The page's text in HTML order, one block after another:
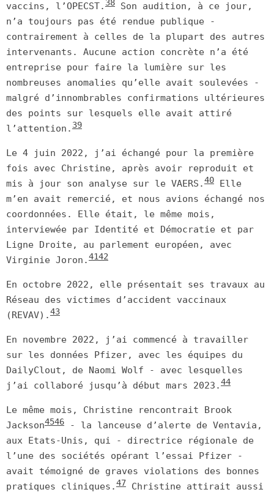
vaccins, l’OPECST. 38 Son audition, à ce jour,
n’a toujours pas été rendue publique -
contrairement à celles de la plupart des autres
intervenants. Aucune action concrète n’a été
entreprise pour faire la lumière sur les
nombreuses anomalies qu’elle avait soulevées -
malgré d’innombrables confirmations ultérieures
des points sur lesquels elle avait attiré
l’attention. 39
Le 4 juin 2022, j’ai échangé pour la première
fois avec Christine, après avoir reproduit et
mis à jour son analyse sur le VAERS.40 Elle
m’en avait remercié, et nous avions échangé nos
coordonnées. Elle était, le même mois,
interviewée par Identité et Démocratie et par
Ligne Droite, au parlement européen, avec
Virginie Joron.4142
En octobre 2022, elle présentait ses travaux au
Réseau des victimes d’accident vaccinaux
(REVAV).43
En novembre 2022, j’ai commencé à travailler
sur les données Pfizer, avec les équipes du
DailyClout, de Naomi Wolf - avec lesquelles
j’ai collaboré jusqu’à début mars 2023.44
Le même mois, Christine rencontrait Brook
Jackson4546 - la lanceuse d’alerte de Ventavia,
aux Etats-Unis, qui - directrice régionale de
l’une des sociétés opérant l’essai Pfizer -
avait témoigné de graves violations des bonnes
pratiques cliniques.47 Christine attirait aussi